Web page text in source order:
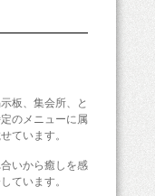
板、集会所、と
のメニューに属
ています。
いから癒しを感
ています。